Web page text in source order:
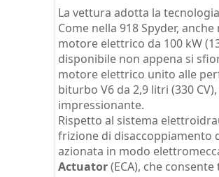
La vettura adotta la
Come nella 918 Spyder,
motore elettrico da 100 kW
disponibile non appena si
motore elettrico unito alle
biturbo V6 da 2,9 litri (330
impressionante.
Rispetto al sistema
frizione di disaccoppiamento
azionata in modo
Actuator(ECA), che